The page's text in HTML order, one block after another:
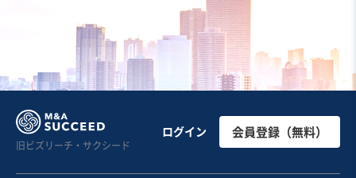
お気に入り
建設、土木、工事事業
岩手｜創業37年の墓石・石材小売。地域に根差す強固な
顧客基盤とブランド力
旧ビズリーチ・サクシード
ログイン 会員登録（無料）